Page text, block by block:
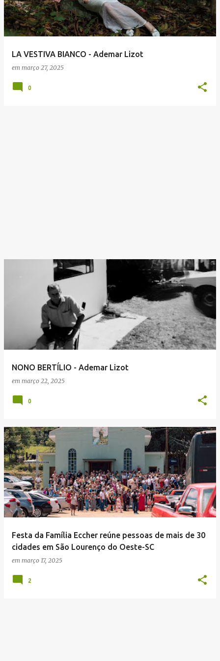
t
a
g
LA VESTIVA BIANCO - Ademar Lizot
em março 27, 2025
0
NONO BERTÍLIO - Ademar Lizot
em março 22, 2025
0
Festa da Família Eccher reúne pessoas de mais de 30
cidades em São Lourenço do Oeste-SC
em março 17, 2025
2